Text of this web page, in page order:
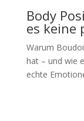
Body
es keine
Warum
hat – und wie
echte